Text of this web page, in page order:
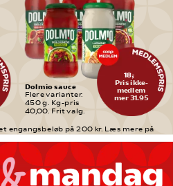
18,-
Pris ikke-
medlem
mer 31.95
Dolmio sauce
Flere varianter.
450 g. Kg-pris
40,00. Frit valg.
engangsbeløb på 200 kr. Læs mere på